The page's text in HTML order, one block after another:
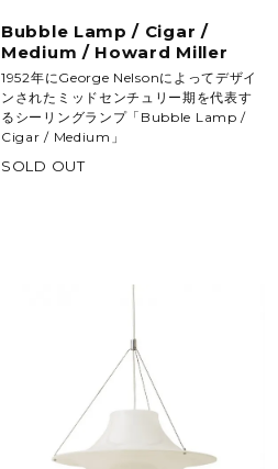
Bubble Lamp / Cigar /
Medium / Howard Miller
1952年にGeorge Nelsonによってデザイ
ンされたミッドセンチュリー期を代表す
るシーリングランプ「Bubble Lamp /
Cigar / Medium」
SOLD OUT